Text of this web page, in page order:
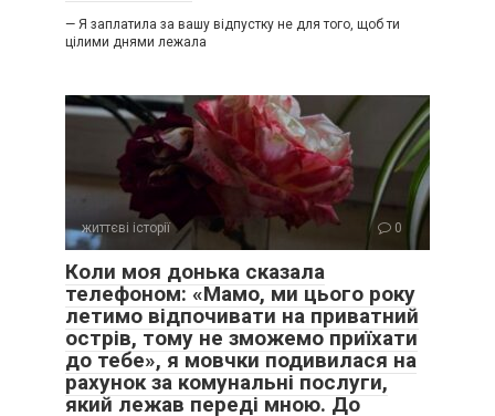
— Я заплатила за вашу відпустку не для того, щоб ти
цілими днями лежала
життєві історії 0
Коли моя донька сказала
телефоном: «Мамо, ми цього року
летимо відпочивати на приватний
острів, тому не зможемо приїхати
до тебе», я мовчки подивилася на
рахунок за комунальні послуги,
який лежав переді мною. До